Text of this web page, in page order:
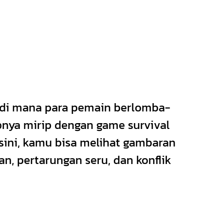
mana para pemain berlomba-
mirip dengan game survival
kamu bisa melihat gambaran
pertarungan seru, dan konflik